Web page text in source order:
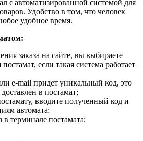
с автоматизированной системой для
Удобство в том, что человек
удобное время.
заказа на сайте, вы выбираете
если такая система работает
e-mail придет уникальный код, это
в постамат;
вводите полученный код и
автомата;
в терминале постамата;